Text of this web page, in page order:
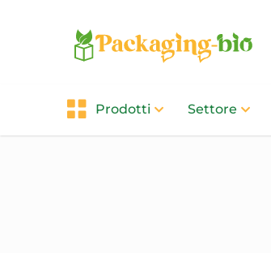
Prodotti Settore